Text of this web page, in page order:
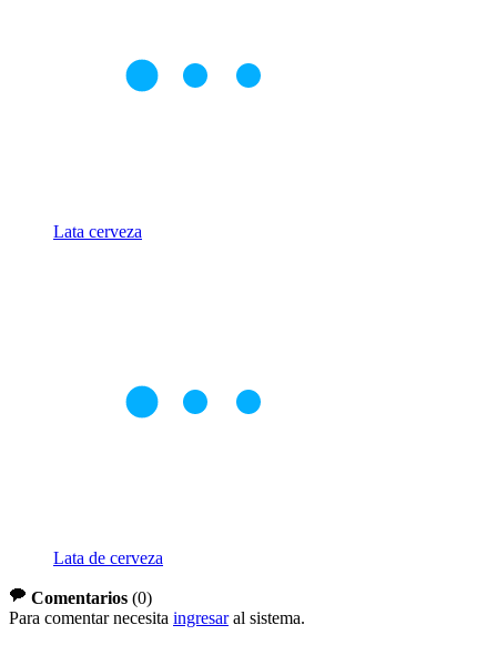
Lata cerveza
Lata de cerveza
Comentarios (0)
Para comentar necesita ingresaral sistema.